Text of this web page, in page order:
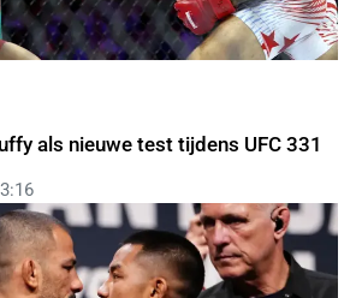
als nieuwe test tijdens UFC 331